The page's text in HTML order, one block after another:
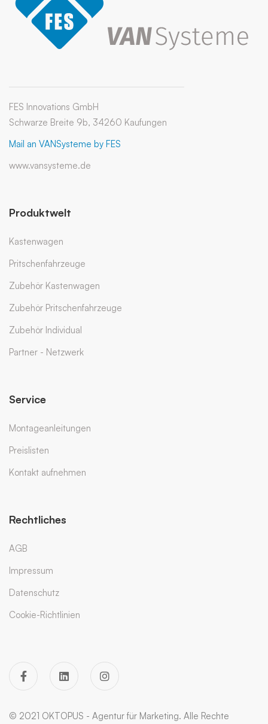
FES Innovations GmbH
Schwarze Breite 9b, 34260 Kaufungen
Mail an VANSysteme by FES
www.vansysteme.de
Produktwelt
Kastenwagen
Pritschenfahrzeuge
Zubehör Kastenwagen
Zubehör Pritschenfahrzeuge
Zubehör Individual
Partner - Netzwerk
Service
Montageanleitungen
Preislisten
Kontakt aufnehmen
Rechtliches
AGB
Impressum
Datenschutz
Cookie-Richtlinien
© 2021 OKTOPUS - Agentur für Marketing. Alle Rechte